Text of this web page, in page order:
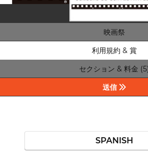
映画祭
利用規約 & 賞
セクション & 料金 (5)
送信
SPANISH